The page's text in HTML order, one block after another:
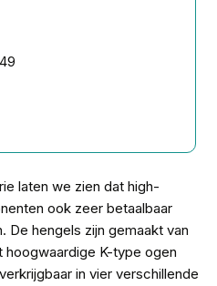
laten we zien dat high-
ook zeer betaalbaar
De hengels zijn gemaakt van
K-type ogen
in vier verschillende